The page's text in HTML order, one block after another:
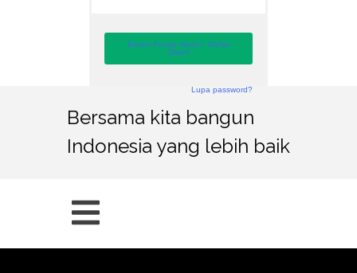
Belum Punya Akun?, Daftar
Disini!
Lupa password?
Bersama kita bangun
Indonesia yang lebih baik